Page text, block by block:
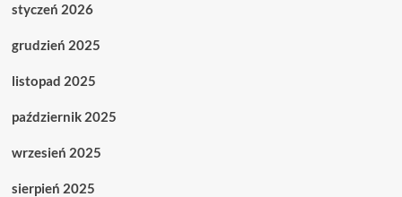
styczeń 2026
grudzień 2025
listopad 2025
październik 2025
wrzesień 2025
sierpień 2025